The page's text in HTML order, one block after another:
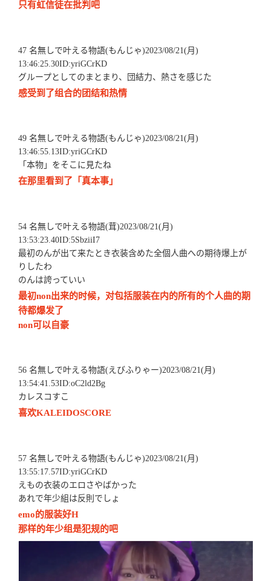
只有虹信徒在批判吧
47 名無しで叶える物語(もんじゃ)2023/08/21(月)
13:46:25.30ID:yriGCrKD
グループとしてのまとまり、団結力、熱さを感じた
感受到了组合的团结和热情
49 名無しで叶える物語(もんじゃ)2023/08/21(月)
13:46:55.13ID:yriGCrKD
「本物」をそこに見たね
在那里看到了「真本事」
54 名無しで叶える物語(茸)2023/08/21(月)
13:53:23.40ID:5SbziiI7
最初のんが出て来たとき衣装含めた全個人曲への期待爆上が
りしたわ
のんは誇っていい
最初non出来的时候，对包括服装在内的所有的个人曲的期
待都爆发了
non可以自豪
56 名無しで叶える物語(えびふりゃー)2023/08/21(月)
13:54:41.53ID:oC2ld2Bg
カレスコすこ
喜欢KALEIDOSCORE
57 名無しで叶える物語(もんじゃ)2023/08/21(月)
13:55:17.57ID:yriGCrKD
えもの衣装のエロさやばかった
あれで年少組は反則でしょ
emo的服装好H
那样的年少组是犯规的吧